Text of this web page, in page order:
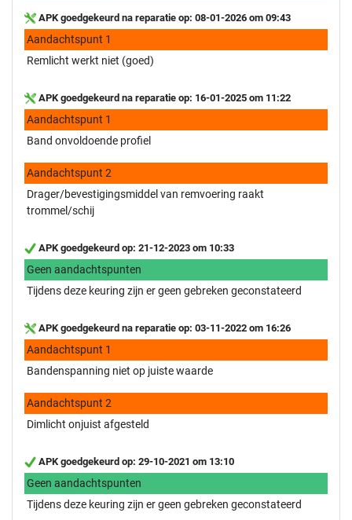
APK goedgekeurd na reparatie op: 08-01-2026 om 09:43
Aandachtspunt 1
Remlicht werkt niet (goed)
APK goedgekeurd na reparatie op: 16-01-2025 om 11:22
Aandachtspunt 1
Band onvoldoende profiel
Aandachtspunt 2
Drager/bevestigingsmiddel van remvoering raakt
trommel/schij
APK goedgekeurd op: 21-12-2023 om 10:33
Geen aandachtspunten
Tijdens deze keuring zijn er geen gebreken geconstateerd
APK goedgekeurd na reparatie op: 03-11-2022 om 16:26
Aandachtspunt 1
Bandenspanning niet op juiste waarde
Aandachtspunt 2
Dimlicht onjuist afgesteld
APK goedgekeurd op: 29-10-2021 om 13:10
Geen aandachtspunten
Tijdens deze keuring zijn er geen gebreken geconstateerd